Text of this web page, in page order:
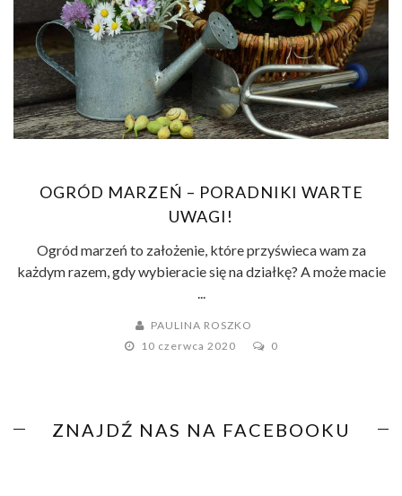
OGRÓD MARZEŃ – PORADNIKI WARTE
UWAGI!
Ogród marzeń to założenie, które przyświeca wam za
każdym razem, gdy wybieracie się na działkę? A może macie
...
PAULINA ROSZKO
10 czerwca 2020
0
ZNAJDŹ NAS NA FACEBOOKU